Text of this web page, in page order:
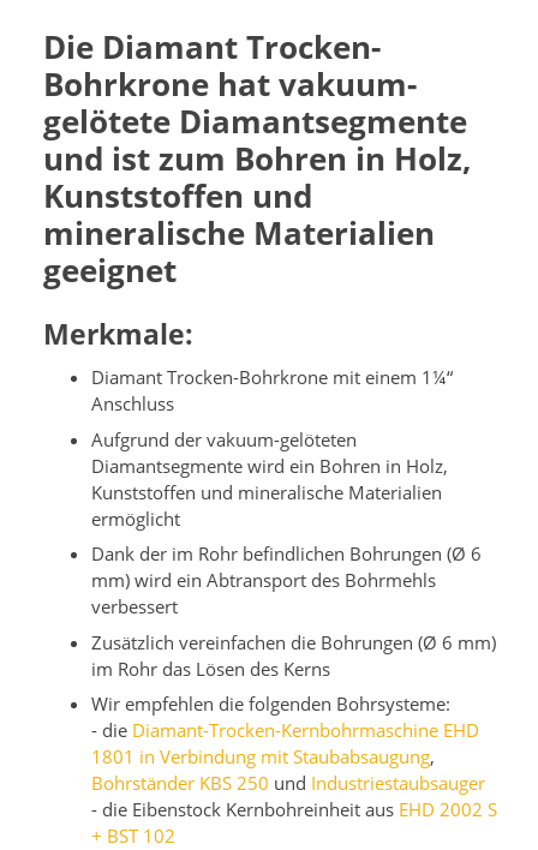
Die Diamant Trocken-
Bohrkrone hat vakuum-
gelötete Diamantsegmente
und ist zum Bohren in Holz,
Kunststoffen und
mineralische Materialien
geeignet
Merkmale:
Diamant Trocken-Bohrkrone mit einem 1¼“
Anschluss
Aufgrund der vakuum-gelöteten
Diamantsegmente wird ein Bohren in Holz,
Kunststoffen und mineralische Materialien
ermöglicht
Dank der im Rohr befindlichen Bohrungen (Ø 6
mm) wird ein Abtransport des Bohrmehls
verbessert
Zusätzlich vereinfachen die Bohrungen (Ø 6 mm)
im Rohr das Lösen des Kerns
Wir empfehlen die folgenden Bohrsysteme:
- die Diamant-Trocken-Kernbohrmaschine EHD
1801 in Verbindung mit Staubabsaugung,
Bohrständer KBS 250 und Industriestaubsauger
- die Eibenstock Kernbohreinheit aus EHD 2002 S
+ BST 102